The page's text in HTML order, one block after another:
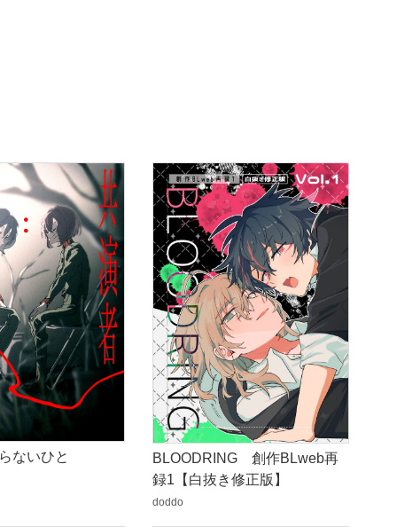
ないひと
BLOODRING 創作BLweb再
録1【白抜き修正版】
doddo